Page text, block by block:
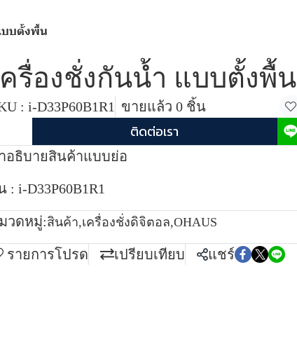
บบตั้งพื้น
ครื่องชั่งกันน้ำ แบบตั้งพื้น
: i-D33P60B1R1 ขายแล้ว 0 ชิ้น
ติดต่อเรา
อธิบายสินค้าแบบย่อ
: i-D33P60B1R1
วดหมู่:สินค้า,เครื่องชั่งดิจิตอล,OHAUS
รายการโปรด เปรียบเทียบ แชร์